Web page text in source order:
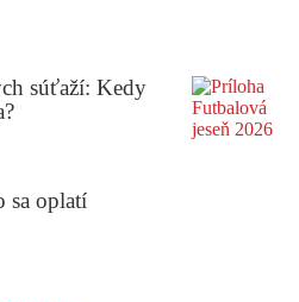
súťaží: Kedy
sa oplatí